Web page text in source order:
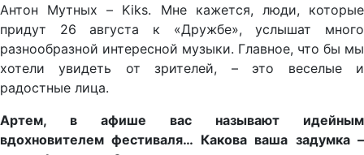
Антон Мутных – Kiks. Мне кажется, люди, которые
придут 26 августа к «Дружбе», услышат много
разнообразной интересной музыки. Главное, что бы мы
хотели увидеть от зрителей, – это веселые и
радостные лица.
Артем, в афише вас называют идейным
вдохновителем фестиваля… Какова ваша задумка –